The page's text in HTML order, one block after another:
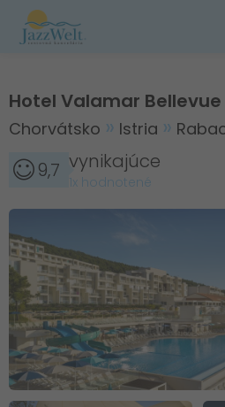
Hotel Valamar Bellevue
Chorvátsko Istria
9,7 vynikajúce
1x hodnotené